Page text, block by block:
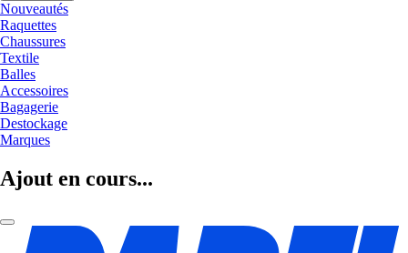
Nouveautés
Raquettes
Chaussures
Textile
Balles
Accessoires
Bagagerie
Destockage
Marques
Ajout en cours...